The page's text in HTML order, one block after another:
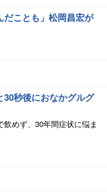
ことも」松岡昌宏が
秒後におなかグルグ
めず、30年間症状に悩ま